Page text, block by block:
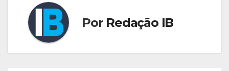
Por Redação IB